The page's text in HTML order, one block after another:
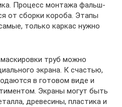
Процесс монтажа фальш-
от сборки короба. Этапы
только каркас нужно
труб можно
экрана. К счастью,
в готовом виде и
Экраны могут быть
древесины, пластика и